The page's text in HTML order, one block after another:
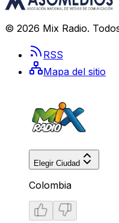
© 2026 Mix Radio.
RSS
Mapa del sitio
Elegir Ciudad
Colombia